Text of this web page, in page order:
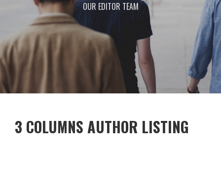
OUR EDITOR TEAM
3 COLUMNS AUTHOR LISTING